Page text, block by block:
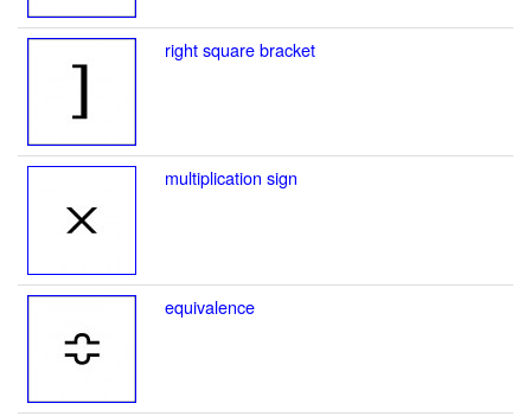
right square bracket
multiplication sign
equivalence